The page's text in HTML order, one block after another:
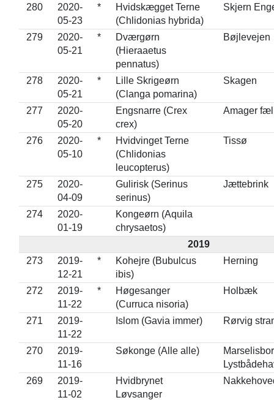
280
2020-
05-23
*
Hvidskægget Terne
(Chlidonias hybrida)
Skjern
279
2020-
05-21
*
Dværgørn
(Hieraaetus
pennatus)
Bøjlevejen
278
2020-
05-21
*
Lille Skrigeørn
(Clanga pomarina)
Skagen
277
2020-
05-20
Engsnarre (Crex
crex)
Amager
276
2020-
05-10
*
Hvidvinget Terne
(Chlidonias
leucopterus)
Tissø
275
2020-
04-09
Gulirisk (Serinus
serinus)
Jættebrink
274
2020-
01-19
Kongeørn (Aquila
chrysaetos)
2019
273
2019-
12-21
*
Kohejre (Bubulcus
ibis)
Herning
272
2019-
11-22
*
Høgesanger
(Curruca nisoria)
Holbæk
271
2019-
11-22
Islom (Gavia immer) Rørvig
270
2019-
11-16
Søkonge (Alle alle)
269
2019-
11-02
Hvidbrynet
Løvsanger